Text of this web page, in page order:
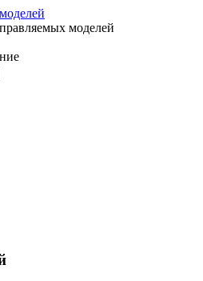
моделей